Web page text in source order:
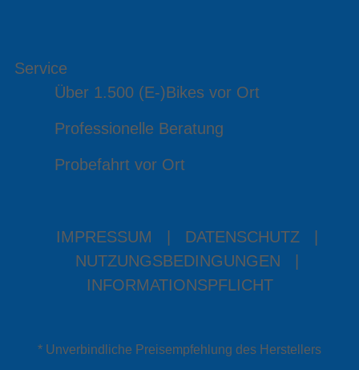
Service
Über 1.500 (E-)Bikes vor Ort
Professionelle Beratung
Probefahrt vor Ort
IMPRESSUM DATENSCHUTZ
NUTZUNGSBEDINGUNGEN
INFORMATIONSPFLICHT
* Unverbindliche Preisempfehlung des Herstellers